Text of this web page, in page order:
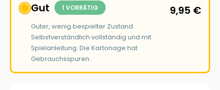
Gut 1 VORRÄTIG
Guter, wenig bespielter Zustand.
Selbstverständlich vollständig und mit
Spielanleitung. Die Kartonage hat
Gebrauchsspuren.
9,95 €